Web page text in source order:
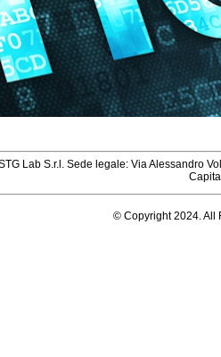
Lab S.r.l. Sede legale: Via Alessandro
© Copyright 2024. All